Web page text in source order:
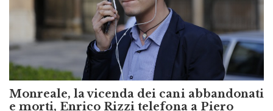
Monreale, la vicenda dei cani abbandonati
e morti, Enrico Rizzi telefona a Piero
Capizzi